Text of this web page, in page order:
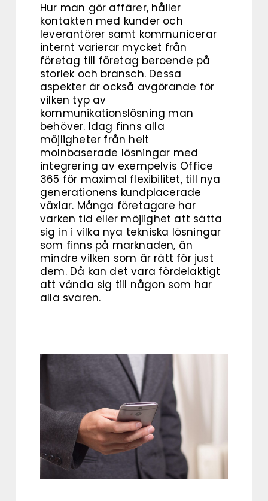
Hur man gör affärer, håller
kontakten med kunder och
leverantörer samt kommunicerar
internt varierar mycket från
företag till företag beroende på
storlek och bransch. Dessa
aspekter är också avgörande för
vilken typ av
kommunikationslösning man
behöver. Idag finns alla
möjligheter från helt
molnbaserade lösningar med
integrering av exempelvis Office
365 för maximal flexibilitet, till nya
generationens kundplacerade
växlar. Många företagare har
varken tid eller möjlighet att sätta
sig in i vilka nya tekniska lösningar
som finns på marknaden, än
mindre vilken som är rätt för just
dem. Då kan det vara fördelaktigt
att vända sig till någon som har
alla svaren.